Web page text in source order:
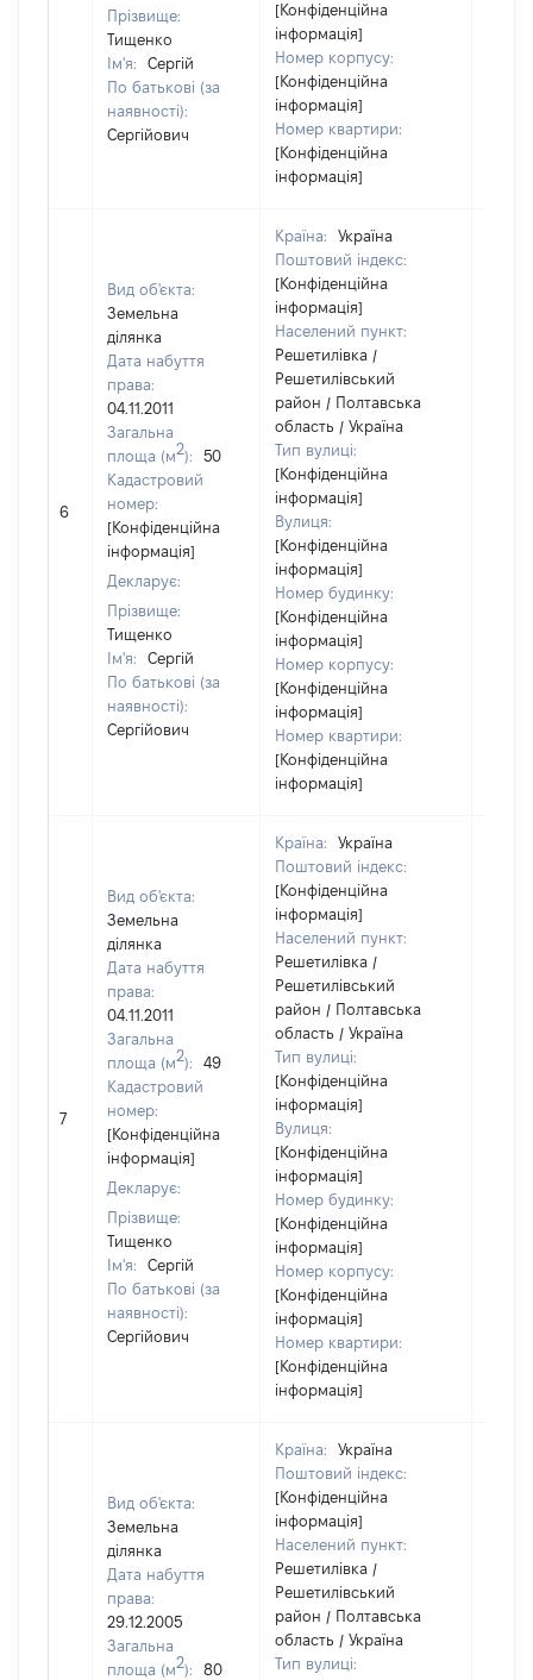
Прізвище:
Тищенко
Ім'я:
Сергій
По батькові (за
наявності):
Сергійович
[Конфіденційна
інформація]
Номер корпусу:
[Конфіденційна
інформація]
Номер квартири:
[Конфіденційна
інформація]
6
Вид об'єкта:
Земельна
ділянка
Дата набуття
права:
04.11.2011
Загальна
площа (м2):
50
Кадастровий
номер:
[Конфіденційна
інформація]
Декларує:
Прізвище:
Тищенко
Ім'я:
Сергій
По батькові (за
наявності):
Сергійович
Країна:
Україна
Поштовий індекс:
[Конфіденційна
інформація]
Населений пункт:
Решетилівка /
Решетилівський
район / Полтавська
область / Україна
Тип вулиці:
[Конфіденційна
інформація]
Вулиця:
[Конфіденційна
інформація]
Номер будинку:
[Конфіденційна
інформація]
Номер корпусу:
[Конфіденційна
інформація]
Номер квартири:
[Конфіденційна
інформація]
7
Вид об'єкта:
Земельна
ділянка
Дата набуття
права:
04.11.2011
Загальна
площа (м2):
49
Кадастровий
номер:
[Конфіденційна
інформація]
Декларує:
Прізвище:
Тищенко
Ім'я:
Сергій
По батькові (за
наявності):
Сергійович
Країна:
Україна
Поштовий індекс:
[Конфіденційна
інформація]
Населений пункт:
Решетилівка /
Решетилівський
район / Полтавська
область / Україна
Тип вулиці:
[Конфіденційна
інформація]
Вулиця:
[Конфіденційна
інформація]
Номер будинку:
[Конфіденційна
інформація]
Номер корпусу:
[Конфіденційна
інформація]
Номер квартири:
[Конфіденційна
інформація]
Вид об'єкта:
Земельна
ділянка
Дата набуття
права:
29.12.2005
Загальна
площа (м2): 80
Країна:
Україна
Поштовий індекс:
[Конфіденційна
інформація]
Населений пункт:
Решетилівка /
Решетилівський
район / Полтавська
область / Україна
Тип вулиці: